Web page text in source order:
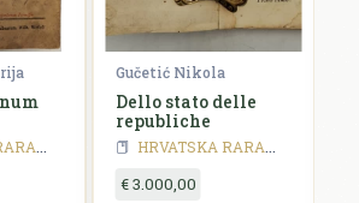
HRVATSKA RARA - 18 stoljeće
Gučetić Nikola
Dello stato delle
republiche
HRVATSKA RARA
€ 3.000,00